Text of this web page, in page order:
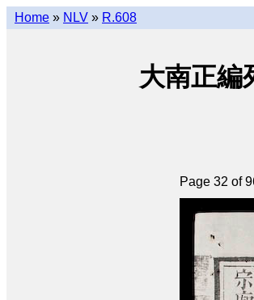
Home » NLV » R.608
大南正
Page 32 of